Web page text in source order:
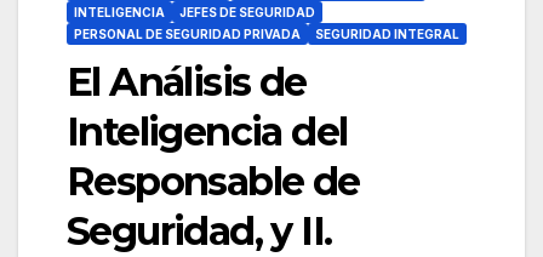
INTELIGENCIA
JEFES DE SEGURIDAD
PERSONAL DE SEGURIDAD PRIVADA
SEGURIDAD INTEGRAL
El Análisis de
Inteligencia del
Responsable de
Seguridad, y II.